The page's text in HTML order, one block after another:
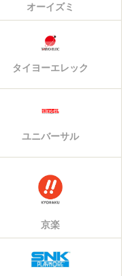
オーイズミ
タイヨーエレック
ユニバーサル
京楽